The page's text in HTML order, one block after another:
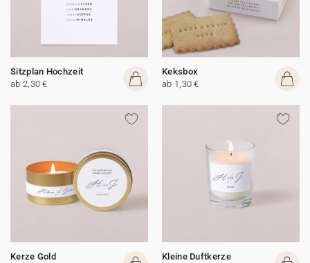
Sitzplan Hochzeit
ab 2,30 €
Keksbox
ab 1,30 €
Kerze Gold
Kleine Duftkerze